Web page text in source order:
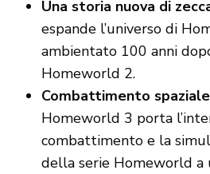
Una storia nuova di
espande l’universo di
ambientato 100 anni
Homeworld 2.
Combattimento
Homeworld 3 porta
combattimento e la
della serie Homeworld a